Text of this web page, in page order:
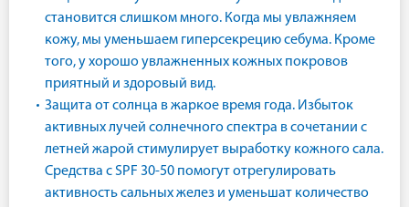
становится слишком много. Когда мы увлажняем
кожу, мы уменьшаем гиперсекрецию себума. Кроме
того, у хорошо увлажненных кожных покровов
приятный и здоровый вид.
Защита от солнца в жаркое время года. Избыток
активных лучей солнечного спектра в сочетании с
летней жарой стимулирует выработку кожного сала.
Средства с SPF 30-50 помогут отрегулировать
активность сальных желез и уменьшат количество